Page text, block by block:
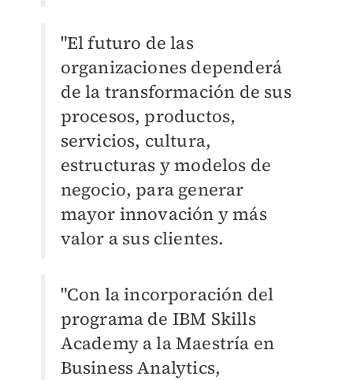
"El futuro de las
organizaciones dependerá
de la transformación de sus
procesos, productos,
servicios, cultura,
estructuras y modelos de
negocio, para generar
mayor innovación y más
valor a sus clientes.
"Con la incorporación del
programa de IBM Skills
Academy a la Maestría en
Business Analytics,